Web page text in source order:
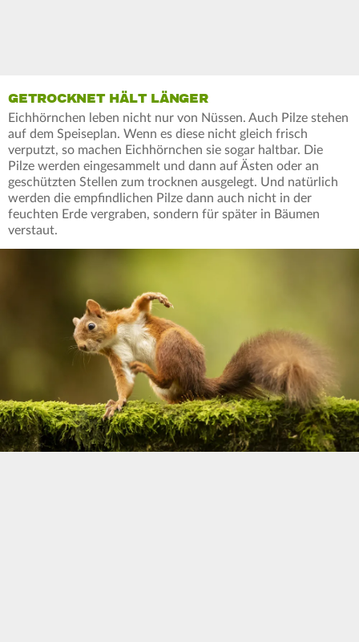
GETROCKNET HÄLT LÄNGER
Eichhörnchen leben nicht nur von Nüssen. Auch Pilze stehen
auf dem Speiseplan. Wenn es diese nicht gleich frisch
verputzt, so machen Eichhörnchen sie sogar haltbar. Die
Pilze werden eingesammelt und dann auf Ästen oder an
geschützten Stellen zum trocknen ausgelegt. Und natürlich
werden die empfindlichen Pilze dann auch nicht in der
feuchten Erde vergraben, sondern für später in Bäumen
verstaut.